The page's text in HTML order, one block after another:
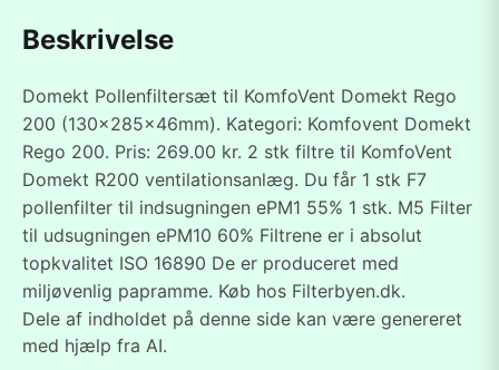
Beskrivelse
Domekt Pollenfiltersæt til KomfoVent Domekt Rego
200 (130x285x46mm). Kategori: Komfovent Domekt
Rego 200. Pris: 269.00 kr. 2 stk filtre til KomfoVent
Domekt R200 ventilationsanlæg. Du får 1 stk F7
pollenfilter til indsugningen ePM1 55% 1 stk. M5 Filter
til udsugningen ePM10 60% Filtrene er i absolut
topkvalitet ISO 16890 De er produceret med
miljøvenlig papramme. Køb hos Filterbyen.dk.
Dele af indholdet på denne side kan være genereret
med hjælp fra AI.